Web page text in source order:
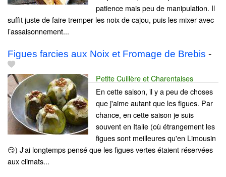
patience mais peu de manipulation. Il
suffit juste de faire tremper les noix de cajou, puis les mixer avec
l’assaisonnement...
Figues farcies aux Noix et Fromage de Brebis -
Petite Cuillère et Charentaises
En cette saison, il y a peu de choses
que j'aime autant que les figues. Par
chance, en cette saison je suis
souvent en Italie (où étrangement les
figues sont meilleures qu'en Limousin
😏) J'ai longtemps pensé que les figues vertes étaient réservées
aux climats...